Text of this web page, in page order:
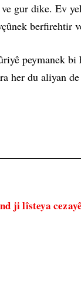
gur dike. Ev
berfirehtir
peymanek
her du aliyan
ji lîsteya